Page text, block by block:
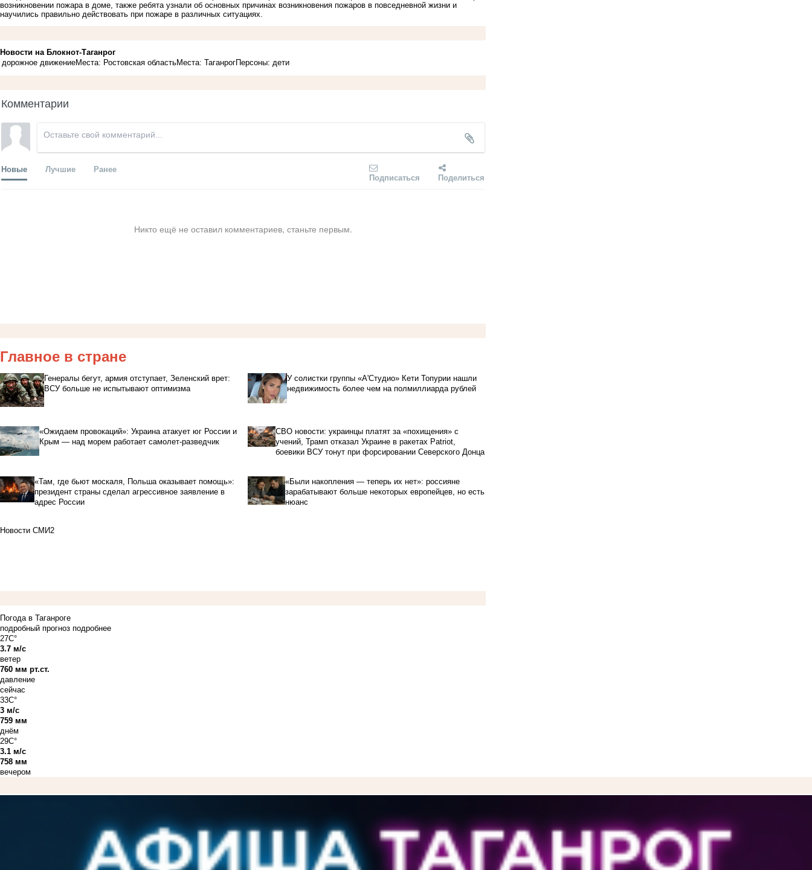
возникновении пожара в доме, также ребята узнали об основных причинах возникновения пожаров в повседневной жизни и
научились правильно действовать при пожаре в различных ситуациях.
Новости на Блoкнoт-Таганрог
дорожное движениеМеста: Ростовская областьМеста: ТаганрогПерсоны: дети
Комментарии
Новые Лучшие Ранее
Подписаться Поделиться
Никто ещё не оставил комментариев, станьте первым.
Главное в стране
Генералы бегут, армия отступает, Зеленский врет:
ВСУ больше не испытывают оптимизма
У солистки группы «А'Студио» Кети Топурии нашли
недвижимость более чем на полмиллиарда рублей
«Ожидаем провокаций»: Украина атакует юг России и
Крым — над морем работает самолет-разведчик
СВО новости: украинцы платят за «похищения» с
учений, Трамп отказал Украине в ракетах Patriot,
боевики ВСУ тонут при форсировании Северского Донца
«Там, где бьют москаля, Польша оказывает помощь»:
президент страны сделал агрессивное заявление в
адрес России
«Были накопления — теперь их нет»: россияне
зарабатывают больше некоторых европейцев, но есть
нюанс
Новости СМИ2
Погода в Таганроге
подробный прогноз подробнее
27C°
3.7 м/с
ветер
760 мм рт.ст.
давление
сейчас
33C°
3 м/с
759 мм
днём
29C°
3.1 м/с
758 мм
вечером